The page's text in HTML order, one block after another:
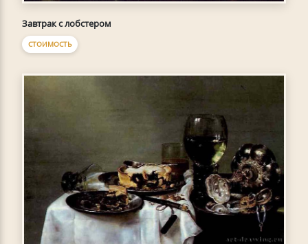
Завтрак с лобстером
СТОИМОСТЬ